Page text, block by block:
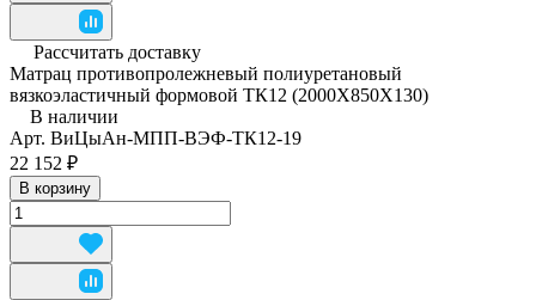
Рассчитать доставку
Матрац противопролежневый полиуретановый
вязкоэластичный формовой ТК12 (2000Х850Х130)
В наличии
Арт. ВиЦыАн-МПП-ВЭФ-ТК12-19
22 152 ₽
В корзину